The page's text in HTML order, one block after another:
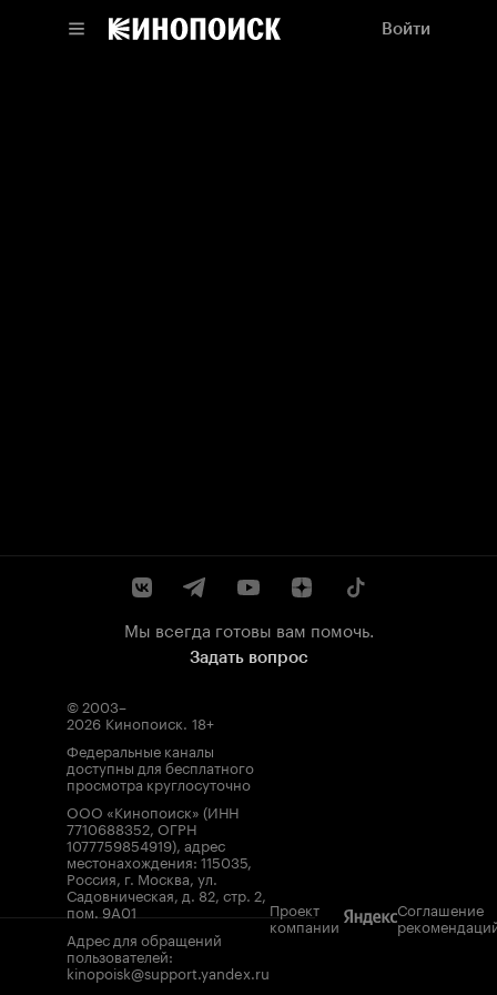
Войти
Мы всегда готовы вам помочь.
Задать вопрос
© 2003–
2026 Кинопоиск. 18+
Федеральные каналы
доступны для бесплатного
просмотра круглосуточно
ООО «Кинопоиск» (ИНН
7710688352, ОГРН
1077759854919), адрес
местонахождения: 115035,
Россия, г. Москва, ул.
Садовническая, д. 82, стр. 2,
пом. 9А01
Адрес для обращений
пользователей:
kinopoisk@support.yandex.ru
Проект
компании
Соглашение